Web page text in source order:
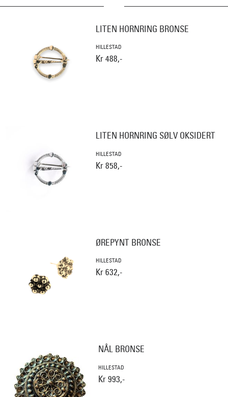
LITEN HORNRING BRONSE
HILLESTAD
Kr 488,-
LITEN HORNRING SØLV OKSIDERT
HILLESTAD
Kr 858,-
ØREPYNT BRONSE
HILLESTAD
Kr 632,-
NÅL BRONSE
HILLESTAD
Kr 993,-